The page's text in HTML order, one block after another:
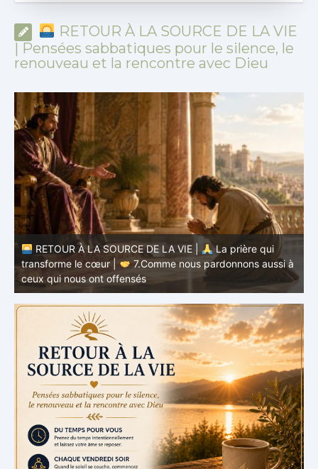
RETOUR À LA SOURCE DE LA VIE
| Pensées sabbatiques pour le silence, le
renouveau et la rencontre avec Dieu
RETOUR À LA SOURCE DE LA VIE |
La prière qui
transforme le cœur |
6.Et pardonne-nous nos offenses